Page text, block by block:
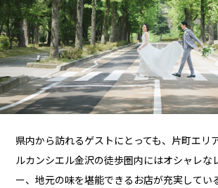
県内から訪れるゲストにとっても、片町エリ
ルカンシエル金沢の徒歩圏内にはオシャレな
ー、地元の味を堪能できるお店が充実してい